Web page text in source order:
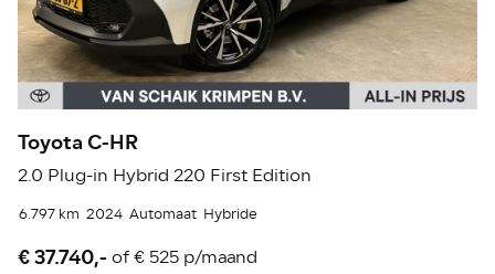
Toyota C-HR
2.0 Plug-in Hybrid 220 First Edition
6.797 km 2024 Automaat Hybride
€ 37.740,- of€ 525 p/maand